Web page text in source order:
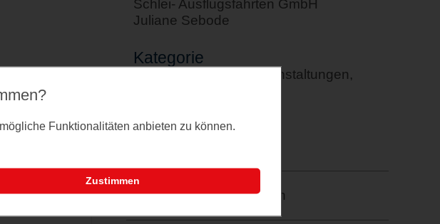
Schlei- Ausflugsfahrten GmbH
Juliane Sebode
Kategorie
Schifffahrten, Sportveranstaltungen,
Letztes Update
Merkzettel: speichern
Funktionalitäten anbieten zu können.
Zustimmen